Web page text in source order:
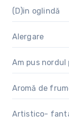
(D)in oglindă
Alergare
Am pus nordul
Aromă de
Artistico-